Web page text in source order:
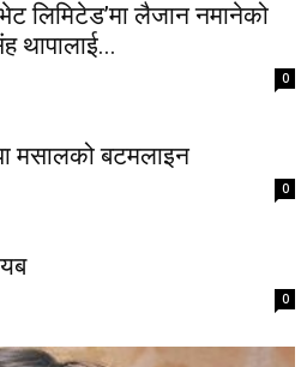
लिमिटेड’मा लैजान नमानेको
थापालाई...
0
मसालको बटमलाइन
0
0